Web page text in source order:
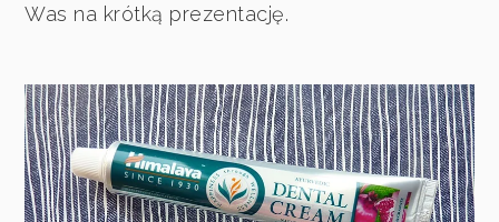
Was na krótką prezentację.